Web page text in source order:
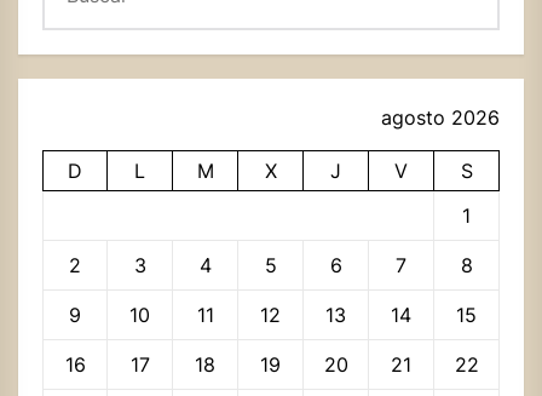
agosto 2026
D L M X J V
S
1
2 3 4 5 6 7 8
9 10 11 12 13 14 15
16 17 18 19 20 21 22